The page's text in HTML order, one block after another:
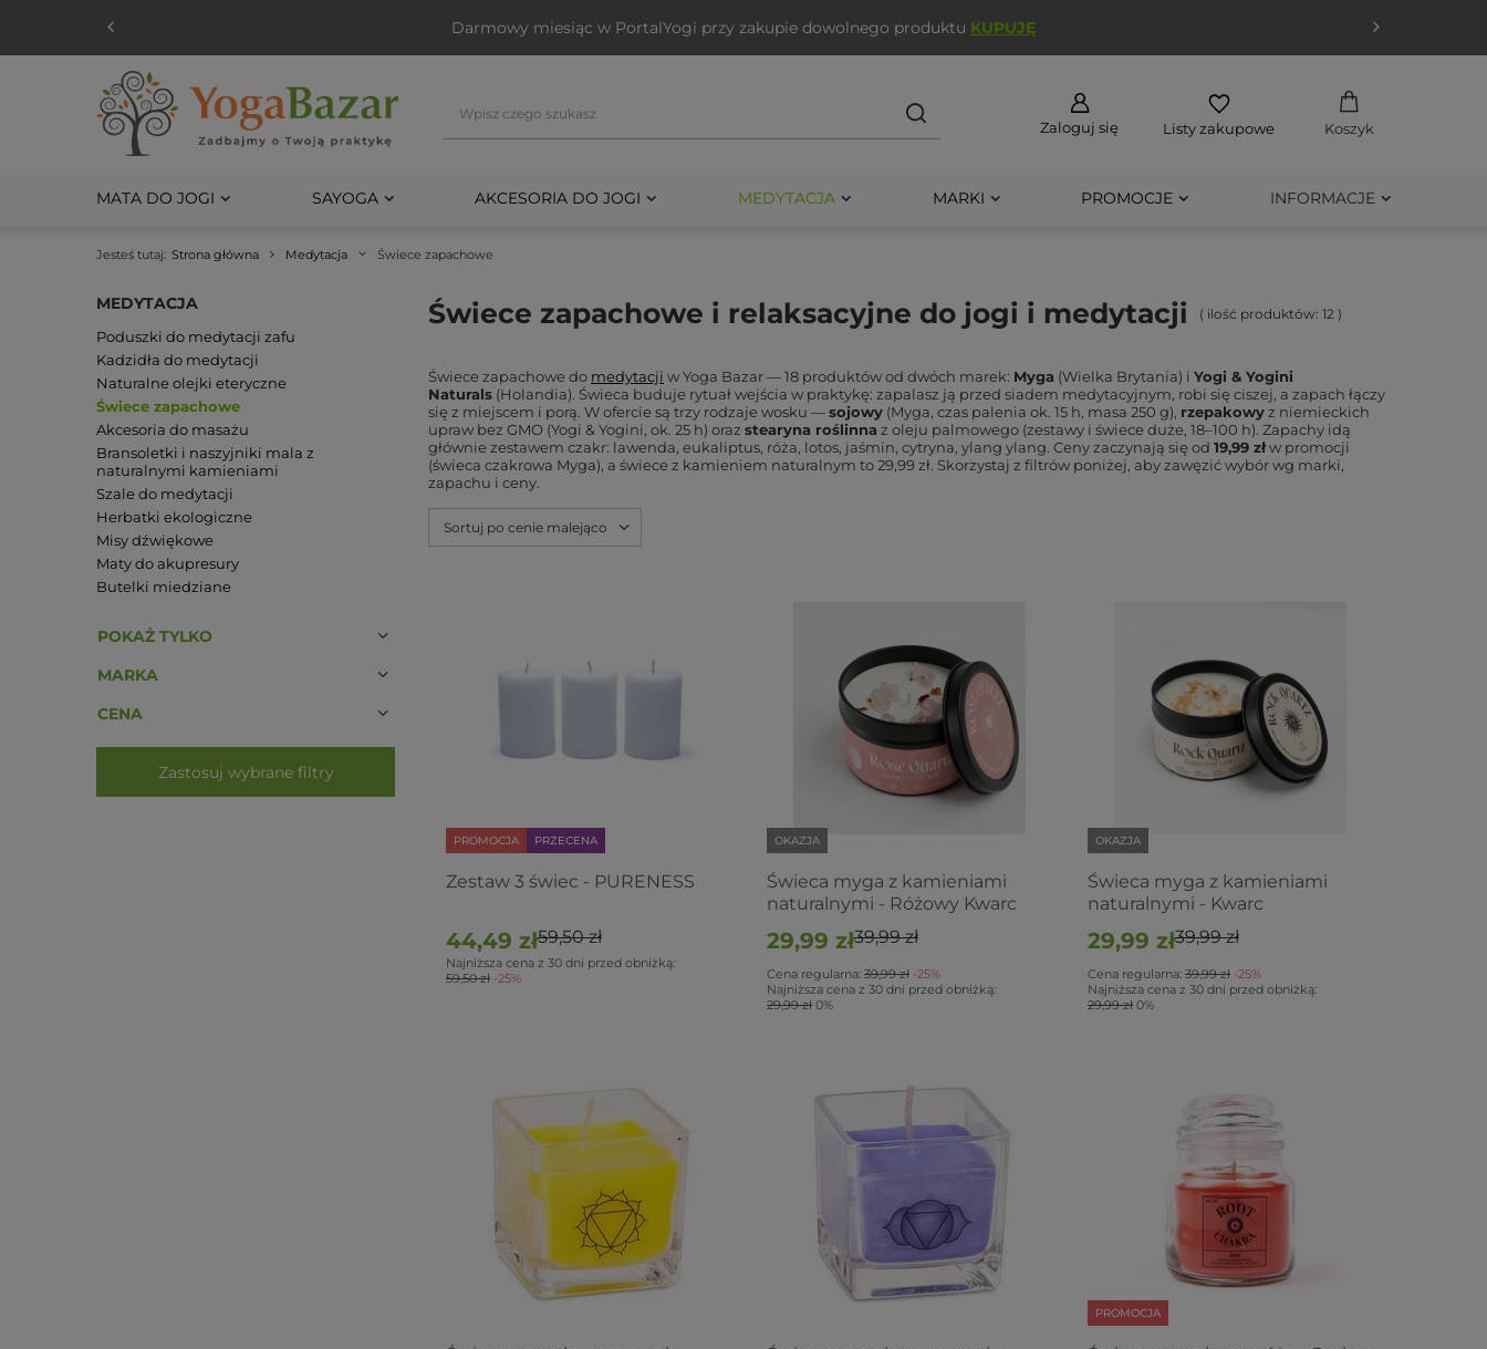
Darmowy miesiąc w PortalYogi przy zakupie dowolnego produktu KUPUJĘ
Zaloguj się Listy zakupowe Koszyk
MATA DO JOGI SAYOGA AKCESORIA DO JOGI MEDYTACJA MARKI PROMOCJE INFORMACJE
Jesteś tutaj: Strona główna Medytacja Świece zapachowe
MEDYTACJA
Poduszki do medytacji zafu
Kadzidła do medytacji
Naturalne olejki eteryczne
Świece zapachowe
Akcesoria do masażu
Bransoletki i naszyjniki mala z
naturalnymi kamieniami
Szale do medytacji
Herbatki ekologiczne
Misy dźwiękowe
Maty do akupresury
Butelki miedziane
POKAŻ TYLKO
MARKA
CENA
Zastosuj wybrane filtry
Świece zapachowe i relaksacyjne do jogi i medytacji ( ilość produktów: 12 )
Świece zapachowe do medytacji w Yoga Bazar — 18 produktów od dwóch marek: Myga (Wielka Brytania) i Yogi & Yogini
Naturals (Holandia). Świeca buduje rytuał wejścia w praktykę: zapalasz ją przed siadem medytacyjnym, robi się ciszej, a zapach łączy
się z miejscem i porą. W ofercie są trzy rodzaje wosku —sojowy (Myga, czas palenia ok. 15 h, masa 250 g), rzepakowyz niemieckich
upraw bez GMO (Yogi & Yogini, ok. 25 h) oraz stearyna roślinna z oleju palmowego (zestawy i świece duże, 18–100 h). Zapachy idą
głównie zestawem czakr: lawenda, eukaliptus, róża, lotos, jaśmin, cytryna, ylang ylang. Ceny zaczynają się od 19,99 złw promocji
(świeca czakrowa Myga), a świece z kamieniem naturalnym to 29,99 zł. Skorzystaj z filtrów poniżej, aby zawęzić wybór wg marki,
zapachu i ceny.
Sortuj po cenie malejąco
PROMOCJA PRZECENA
Zestaw 3 świec - PURENESS
44,49 zł59,50 zł
Najniższa cena z 30 dni przed obniżką:
59,50 zł -25%
OKAZJA
Świeca myga z kamieniami
naturalnymi - Różowy Kwarc
29,99 zł39,99 zł
Cena regularna: 39,99 zł -25%
Najniższa cena z 30 dni przed obniżką:
29,99 zł 0%
OKAZJA
Świeca myga z kamieniami
naturalnymi - Kwarc
29,99 zł39,99 zł
Cena regularna: 39,99 zł -25%
Najniższa cena z 30 dni przed obniżką:
29,99 zł 0%
PROMOCJA